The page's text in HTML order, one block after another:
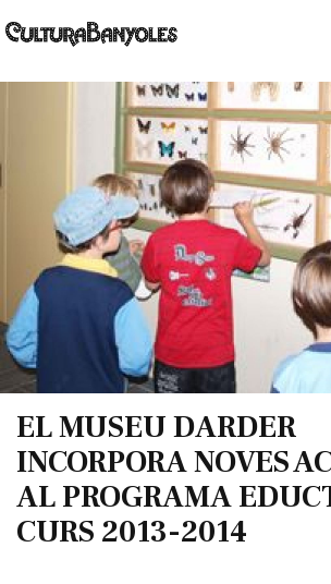
EL MUSEU DARDER
INCORPORA NOVES
AL PROGRAMA
CURS 2013-2014